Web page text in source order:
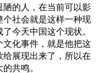
的人，在当前可以影
社会就是这样一种现
今天中国这个现状。
文化事件，就是他把这
展现出来了，所以在
共鸣。